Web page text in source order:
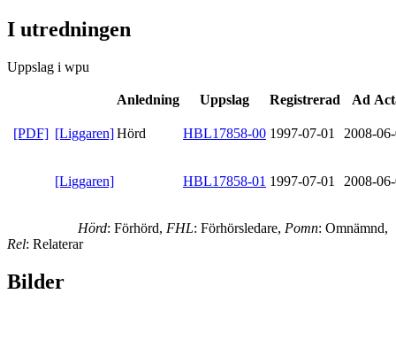
I utredningen
Uppslag i wpu
Anledning Uppslag Registrerad Ad
[PDF] [Liggaren]Hörd HBL17858-00 1997-07-01 2008-
[Liggaren] HBL17858-01 1997-07-01 2008-
Hörd: Förhörd, FHL: Förhörsledare, Pomn: Omnämnd,
Rel: Relaterar
Bilder